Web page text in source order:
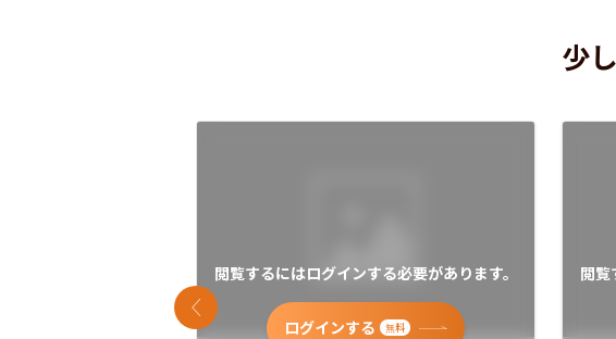
少
閲覧するにはログインする必要があります。
ログインする 無料
閲覧
前のスライド